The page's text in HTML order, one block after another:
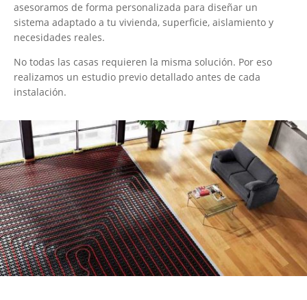
asesoramos de forma personalizada para diseñar un
sistema adaptado a tu vivienda, superficie, aislamiento y
necesidades reales.
No todas las casas requieren la misma solución. Por eso
realizamos un estudio previo detallado antes de cada
instalación.